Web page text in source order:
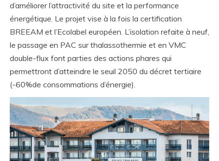
d’améliorer l’attractivité du site et la performance
énergétique. Le projet vise à la fois la certification
BREEAM et l’Ecolabel européen. L’isolation refaite à neuf,
le passage en PAC sur thalassothermie et en VMC
double-flux font parties des actions phares qui
permettront d’atteindre le seuil 2050 du décret tertiaire
(-60%de consommations d’énergie).